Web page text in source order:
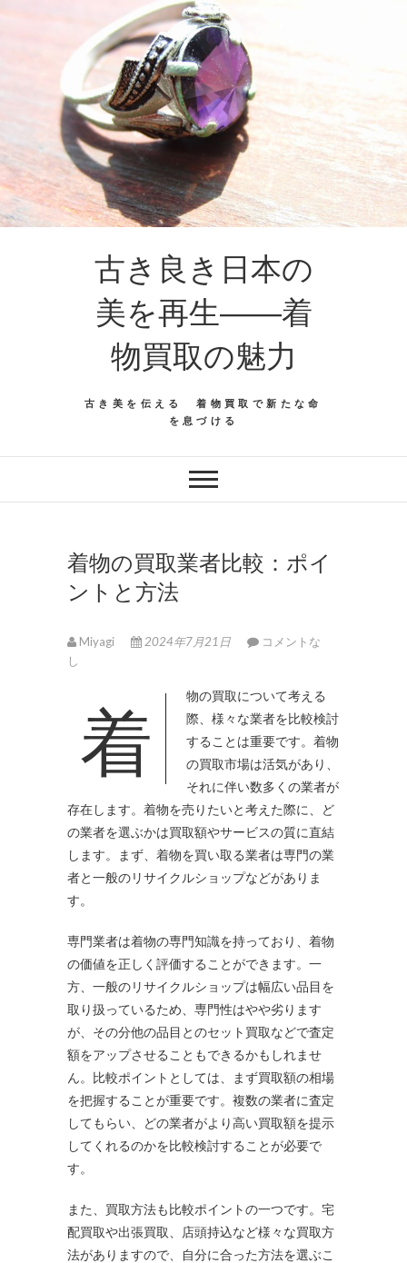
古き良き日本の
美を再生――着
物買取の魅力
古き美を伝える 着物買取で新たな命
を息づける
着物の買取業者比較：ポイ
ントと方法
Miyagi 2024年7月21日
コメントな
し
着物の買取について考える
際、様々な業者を比較検討
することは重要です。 着物
の買取市場は活気があり、
それに伴い数多くの業者が
存在します。着物を売りたいと考えた際に、ど
の業者を選ぶかは買取額やサービスの質に直結
します。まず、着物を買い取る業者は専門の業
者と一般のリサイクルショップなどがありま
す。
専門業者は着物の専門知識を持っており、着物
の価値を正しく評価することができます。一
方、一般のリサイクルショップは幅広い品目を
取り扱っているため、専門性はやや劣ります
が、その分他の品目とのセット買取などで査定
額をアップさせることもできるかもしれませ
ん。比較ポイントとしては、まず買取額の相場
を把握することが重要です。複数の業者に査定
してもらい、どの業者がより高い買取額を提示
してくれるのかを比較検討することが必要で
す。
また、買取方法も比較ポイントの一つです。宅
配買取や出張買取、店頭持込など様々な買取方
法がありますので、自分に合った方法を選ぶこ